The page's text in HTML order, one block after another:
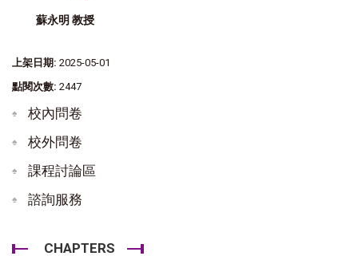
蘇永明 教授
上架日期: 2025-05-01
點閱次數: 2447
校內問卷
校外問卷
課程討論區
諮詢服務
CHAPTERS